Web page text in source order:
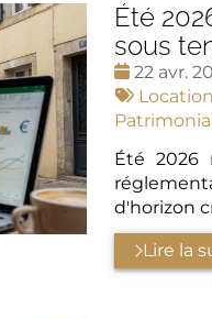
Été
sous
Date
:
22 avr.
Tags
:
Été 2026
d'horizon
Lire la